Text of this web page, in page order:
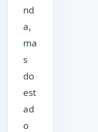
nd
a,
ma
s
do
est
ad
o